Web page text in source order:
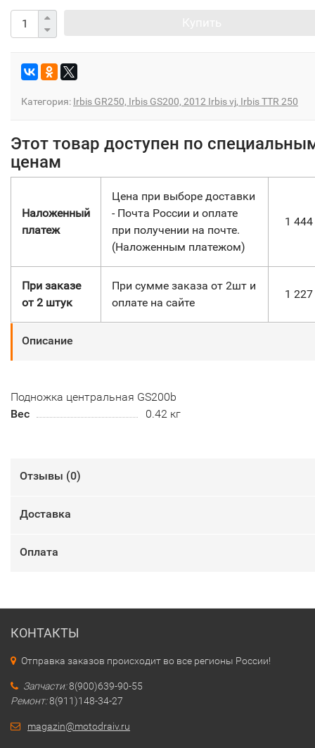
Категория: Irbis GR250, Irbis GS200, 2012 Irbis vj, Irbis TTR 250
Этот товар доступен по
ценам
Наложенный
платеж
Цена при выборе доставки
- Почта России и оплате
при получении на почте.
(Наложенным платежом)
1 444
При заказе
от 2 штук
При сумме заказа от 2шт и
оплате на сайте
1 227
Описание
Подножка центральная GS200b
Вес
0.42 кг
Отзывы (0)
Доставка
Оплата
КОНТАКТЫ
Отправка заказов происходит во все регионы России!
Запчасти:8(900)639-90-55
Ремонт:8(911)148-34-27
magazin@motodraiv.ru